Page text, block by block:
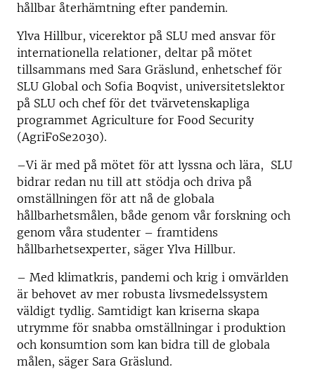
hållbar återhämtning efter pandemin.
Ylva Hillbur, vicerektor på SLU med ansvar för
internationella relationer, deltar på mötet
tillsammans med Sara Gräslund, enhetschef för
SLU Global och Sofia Boqvist, universitetslektor
på SLU och chef för det tvärvetenskapliga
programmet Agriculture for Food Security
(AgriFoSe2030).
–Vi är med på mötet för att lyssna och lära, SLU
bidrar redan nu till att stödja och driva på
omställningen för att nå de globala
hållbarhetsmålen, både genom vår forskning och
genom våra studenter – framtidens
hållbarhetsexperter, säger Ylva Hillbur.
– Med klimatkris, pandemi och krig i omvärlden
är behovet av mer robusta livsmedelssystem
väldigt tydlig. Samtidigt kan kriserna skapa
utrymme för snabba omställningar i produktion
och konsumtion som kan bidra till de globala
målen, säger Sara Gräslund.